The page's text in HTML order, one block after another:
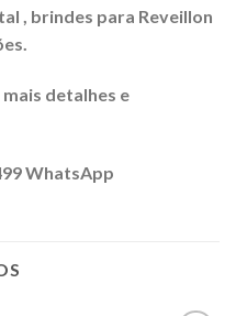
, brindes para Reveillon
detalhes e
WhatsApp